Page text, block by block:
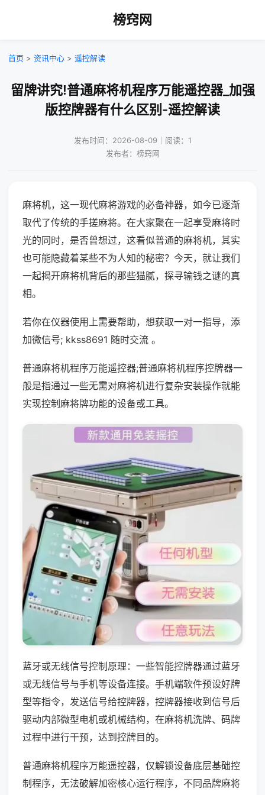
榜窍网
首页 > 资讯中心 > 遥控解读
留牌讲究!普通麻将机程序万能遥控器_加强
版控牌器有什么区别-遥控解读
发布时间：2026-08-09｜阅读：1
发布者：榜窍网
麻将机，这一现代麻将游戏的必备神器，如今已逐渐
取代了传统的手搓麻将。在大家聚在一起享受麻将时
光的同时，是否曾想过，这看似普通的麻将机，其实
也可能隐藏着某些不为人知的秘密？今天，就让我们
一起揭开麻将机背后的那些猫腻，探寻输钱之谜的真
相。
若你在仪器使用上需要帮助，想获取一对一指导，添
加微信号; kkss8691 随时交流 。
普通麻将机程序万能遥控器;普通麻将机程序控牌器一
般是指通过一些无需对麻将机进行复杂安装操作就能
实现控制麻将牌功能的设备或工具。
蓝牙或无线信号控制原理：一些智能控牌器通过蓝牙
或无线信号与手机等设备连接。手机端软件预设好牌
型等指令，发送信号给控牌器，控牌器接收到信号后
驱动内部微型电机或机械结构，在麻将机洗牌、码牌
过程中进行干预，达到控牌目的。
普通麻将机程序万能遥控器，仅解锁设备底层基础控
制程序，无法破解加密核心运行程序，不同品牌麻将